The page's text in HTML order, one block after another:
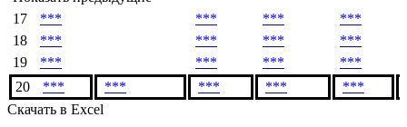
17
*** *** *** ***
18
*** *** *** ***
19
*** *** *** ***
20
*** *** *** *** ***
Скачать в Excel